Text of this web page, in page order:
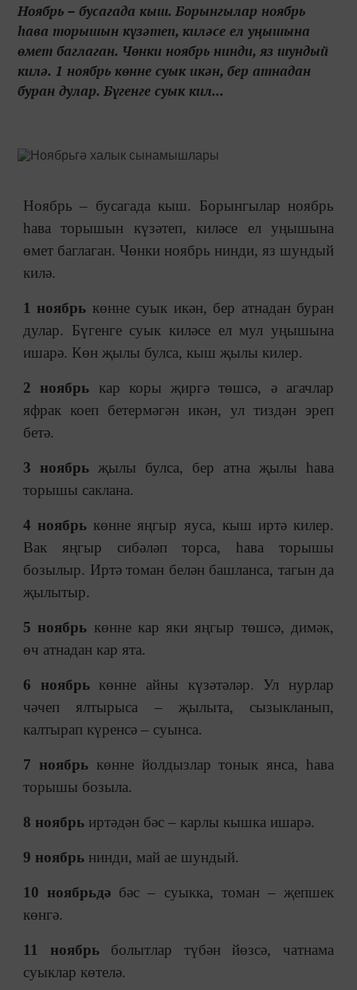
Ноябрь – бусагада кыш. Борынгылар ноябрь
һава торышын күзәтеп, киләсе ел уңышына
өмет баглаган. Чөнки ноябрь нинди, яз шундый
килә. 1 ноябрь көнне суык икән, бер атнадан
буран дулар. Бүгенге суык кил...
Ноябрь– бусагада кыш. Борынгылар ноябрь
һава торышын күзәтеп, киләсе ел уңышына
өмет баглаган. Чөнки ноябрь нинди, яз шундый
килә.
1 ноябрь көнне суык икән, бер атнадан буран
дулар. Бүгенге суык киләсе ел мул уңышына
ишарә. Көн җылы булса, кыш җылы килер.
2 ноябрь кар коры җиргә төшсә, ә агачлар
яфрак коеп бетермәгән икән, ул тиздән эреп
бетә.
3 ноябрь җылы булса, бер атна җылы һава
торышы саклана.
4 ноябрь көнне яңгыр яуса, кыш иртә килер.
Вак яңгыр сибәләп торса, һава торышы
бозылыр. Иртә томан белән башланса, тагын да
җылытыр.
5 ноябрь көнне кар яки яңгыр төшсә, димәк,
өч атнадан кар ята.
6 ноябрькөнне айны күзәтәләр. Ул нурлар
чәчеп ялтырыса –җылыта, сызыкланып,
калтырап күренсә – суынса.
7 ноябрькөнне йолдызлар тонык янса, һава
торышы бозыла.
8 ноябрь иртәдән бәс – карлы кышка ишарә.
9 ноябрь нинди, май ае шундый.
10 ноябрьдә бәс– суыкка, томан –җепшек
көнгә.
11 ноябрьболытлар түбән йөзсә, чатнама
суыклар көтелә.